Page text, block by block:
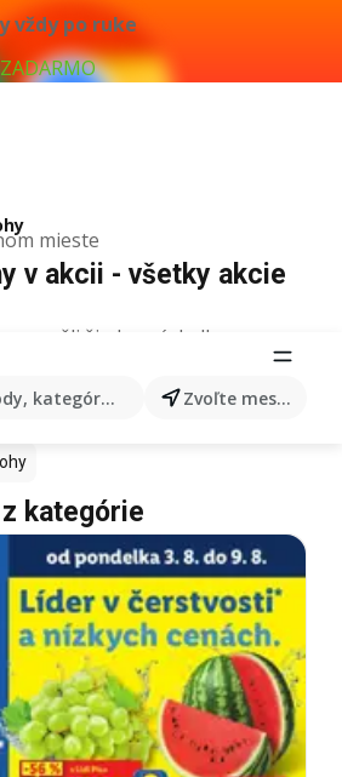
vždy po ruke
mieste
kategórie, produkty... Zvoľte mesto
v akcii - všetky akcie
nenašli žiadne výsledky.
v akcii - Kde kúpiť?
Hotové prílohy
kategórie